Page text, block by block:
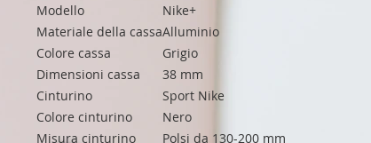
Modello
Nike+
Materiale della cassaAlluminio
Colore cassa
Grigio
Dimensioni cassa
38 mm
Cinturino
Sport Nike
Colore cinturino
Nero
Misura cinturino
Polsi da 130-200 mm